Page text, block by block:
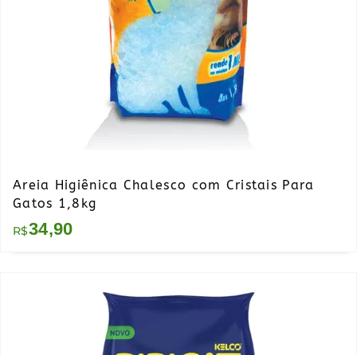
Areia Higiênica Chalesco com Cristais Para
Gatos 1,8kg
R$34,90